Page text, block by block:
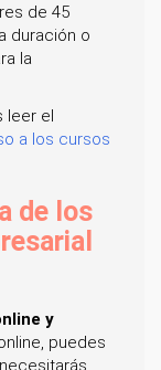
de 45
duración o
la
leer el
a los cursos
de los
y
puedes